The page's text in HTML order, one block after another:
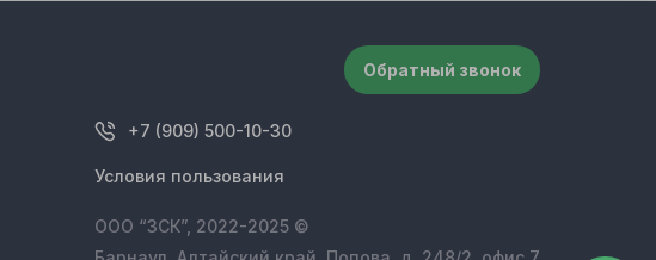
Обратный звонок
+7 (909) 500-10-30
Условия пользования
ООО “ЗСК”, 2022-2025 ©